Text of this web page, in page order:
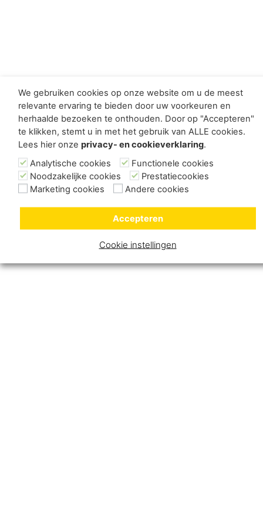
We gebruiken cookies op onze website om u de meest
relevante ervaring te bieden door uw voorkeuren en
herhaalde bezoeken te onthouden. Door op "Accepteren"
te klikken, stemt u in met het gebruik van ALLE cookies.
Lees hier onze privacy- en cookieverklaring.
Analytische cookies
Functionele cookies
Noodzakelijke cookies
Prestatiecookies
Marketing cookies
Andere cookies
Cookie instellingen
Accepteren